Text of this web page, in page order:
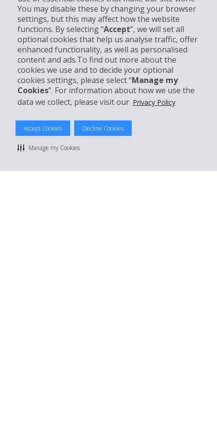
You may disable these by changing your browser
settings, but this may affect how the website
functions. By selecting “Accept”, we will set all
optional cookies that help us analyse traffic, offer
enhanced functionality, as well as personalised
content and ads.To find out more about the
cookies we use and to decide your optional
cookies settings, please select “Manage my
Cookies”. For information about how we use the
data we collect, please visit our Privacy Policy
Accept Cookies Decline Cookies
Manage my Cookies
Partner
Kundenservice
Mieten bei Hertz
© 2026 The Hertz System, Inc.
Datenschutzrichtlinie | Nutzungsbedingungen
Sitemap Cookies verwalten